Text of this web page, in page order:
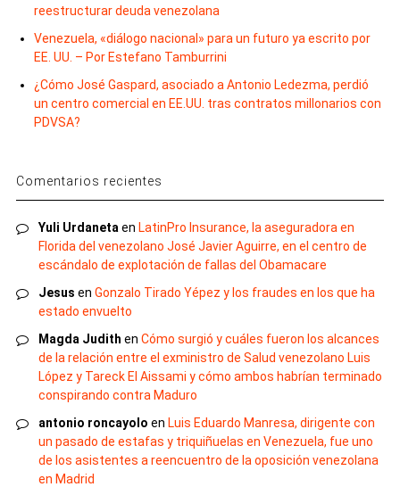
reestructurar deuda venezolana
Venezuela, «diálogo nacional» para un futuro ya escrito por
EE. UU. – Por Estefano Tamburrini
¿Cómo José Gaspard, asociado a Antonio Ledezma, perdió
un centro comercial en EE.UU. tras contratos millonarios con
PDVSA?
Comentarios recientes
Yuli Urdaneta en LatinPro Insurance, la aseguradora en
Florida del venezolano José Javier Aguirre, en el centro de
escándalo de explotación de fallas del Obamacare
Jesus en Gonzalo Tirado Yépez y los fraudes en los que ha
estado envuelto
Magda Judith en Cómo surgió y cuáles fueron los alcances
de la relación entre el exministro de Salud venezolano Luis
López y Tareck El Aissami y cómo ambos habrían terminado
conspirando contra Maduro
antonio roncayolo en Luis Eduardo Manresa, dirigente con
un pasado de estafas y triquiñuelas en Venezuela, fue uno
de los asistentes a reencuentro de la oposición venezolana
en Madrid